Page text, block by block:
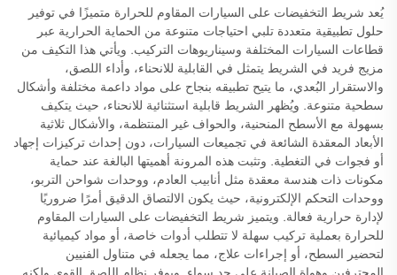
يُعد شريط التخفيضات على السيارات المقاوم للحرارة متميزًا في توفير
حلول تطبيقية متعددة تلبي احتياجات متنوعة من الحماية الحرارية عبر
قطاعات السيارات المختلفة وسيناريوهات التركيب. ويأتي هذا التكيف من
مزيج فريد في الشريط يتمثل في القابلية للانحناء، وأداء اللصق،
والاستقرار البُعدي، ما يتيح تطبيقه بنجاح على مواد داعمة مختلفة وأشكال
سطحية متنوعة. ويُظهر الشريط قابلية استثنائية للانحناء، حيث يتكيف
بسهولة مع الأسطح المنحنية، والحواف غير المنتظمة، والأشكال ثلاثية
الأبعاد المعقدة الشائعة في تجميعات السيارات، دون إحداث تركيزات إجهاد
أو فجوات في التغطية. وتثبت هذه المرونة أهميتها البالغة عند حماية
مكونات ذات هندسة معقدة مثل أنابيب العادم، ووحدات شواحن التربو،
ووحدات التحكم الإلكترونية، حيث يكون الالتصاق الدقيق أمرًا ضروريًا
لإدارة حرارية فعالة. ويتميز شريط التخفيضات على السيارات المقاوم
للحرارة بعملية تركيب سهلة لا تتطلب أدوات خاصة، أو مواد كيميائية
لتحضير السطح، أو إجراءات علاج، مما يجعله في متناول الفنيين